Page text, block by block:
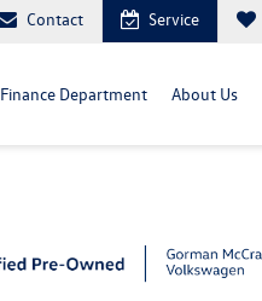
Contact Service
Finance Department About Us